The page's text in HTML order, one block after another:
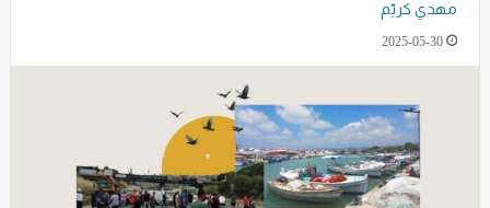
مهدي كريّم
2025-05-30